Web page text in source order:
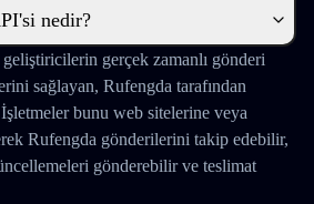
nedir?
gerçek zamanlı gönderi
sağlayan, Rufengda tarafından
bunu web sitelerine veya
Rufengda gönderilerini takip edebilir,
gönderebilir ve teslimat